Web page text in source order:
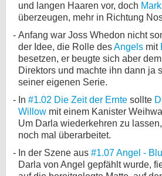
und langen Haaren vor, doch
überzeugen, mehr in Richtung
Anfang war Joss Whedon nicht
der Idee, die Rolle desAngels mit
besetzen, er beugte sich aber
Direktors und machte ihn dann ja
seiner eigenen Serie.
In #1.02 Die Zeit der Ernte sollte
Willow mit einem Kanister
Um Darla wiederkehren zu
noch mal überarbeitet.
In der Szene aus #1.07 Angel -
Darla von Angel gepfählt wurde,
bei
Kontakt
Cookie-
Desktop-